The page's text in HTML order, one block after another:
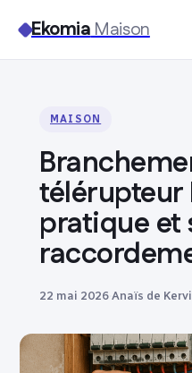
EkomiaMaison
Jardinage
Immobilier
MAISON
télérupteur
pratique et
22 mai 2026Anaïs de